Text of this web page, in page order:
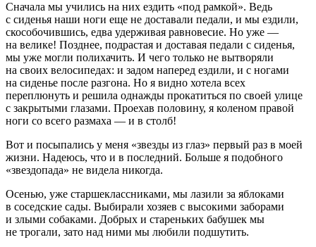
Сначала мы учились на них ездить «под рамкой». Ведь
с сиденья наши ноги еще не доставали педали, и мы ездили,
скособочившись, едва удерживая равновесие. Но уже —
на велике! Позднее, подрастая и доставая педали с сиденья,
мы уже могли полихачить. И чего только не вытворяли
на своих велосипедах: и задом наперед ездили, и с ногами
на сиденье после разгона. Но я видно хотела всех
переплюнуть и решила однажды прокатиться по своей улице
с закрытыми глазами. Проехав половину, я коленом правой
ноги со всего размаха — и в столб!
Вот и посыпались у меня «звезды из глаз» первый раз в моей
жизни. Надеюсь, что и в последний. Больше я подобного
«звездопада» не видела никогда.
Осенью, уже старшеклассниками, мы лазили за яблоками
в соседские сады. Выбирали хозяев с высокими заборами
и злыми собаками. Добрых и стареньких бабушек мы
не трогали, зато над ними мы любили подшутить.